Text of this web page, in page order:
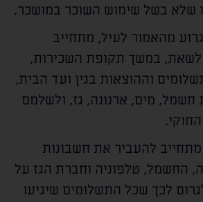
שלא בשל שימוש השוכר במושכר.
מהאמור לעיל, מתחייב
לשאת, במשך תקופת השכירות,
וההוצאות בגין ועד הבית,
מים, ארנונה, גז, ולשלמם
להעביר את חשבונות
החשמל, טלפוניה וחברת הגז על
לכך שכל התשלומים שיגיעו